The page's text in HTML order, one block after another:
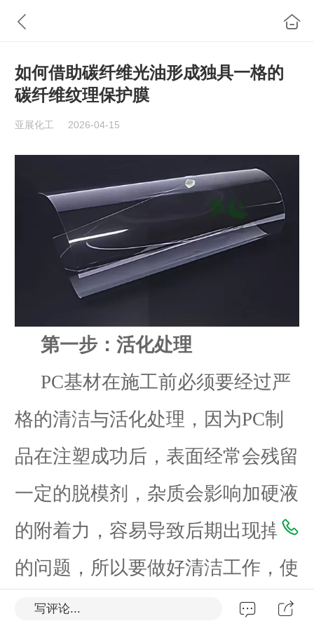
如何借助碳纤维光油形成独具一格的
碳纤维纹理保护膜
亚展化工 2026-04-15
第一步：活化处理
PC基材在施工前必须要经过严
格的清洁与活化处理，因为PC制
品在注塑成功后，表面经常会残留
一定的脱模剂，杂质会影响加硬液
的附着力，容易导致后期出现掉层
的问题，所以要做好清洁工作，使
用无尘布蘸取酒精清洁不必要的灰
写评论...